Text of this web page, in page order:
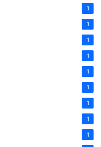
1
1
1
1
1
1
1
1
1